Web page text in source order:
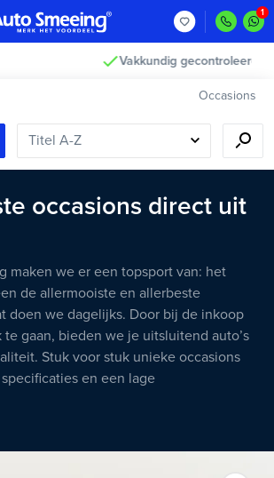
Vakkundig gecontroleerd >
Occasions
occasions direct uit
maken we er een topsport van: het
de allermooiste en allerbeste
doen we dagelijks. Door bij de inkoop
gaan, bieden we je uitsluitend auto’s
Stuk voor stuk unieke occasions
en een lage